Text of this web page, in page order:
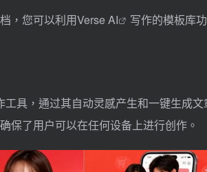
，您可以利用VerseAI
写作的模板库
具，通过其自动灵感产生和一键生成
保了用户可以在任何设备上进行创作。